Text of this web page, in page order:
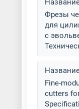
Фрезы
для
с
Fine-
cutters